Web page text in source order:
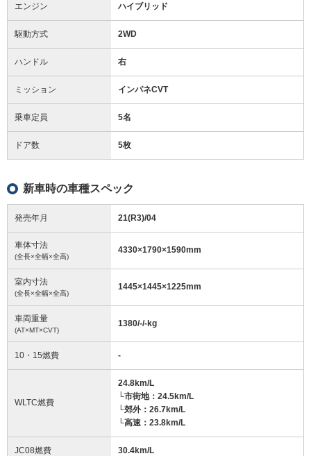
エンジン ハイブリッド
駆動方式 2WD
ハンドル 右
ミッション インパネCVT
乗車定員 5名
ドア数 5枚
新車時の車種スペック
発売年月 21(R3)/04
車体寸法
(全長×全幅×全高)
4330×1790×1590mm
室内寸法
(全長×全幅×全高)
1445×1445×1225mm
車両重量
(AT×MT×CVT)
1380/-/-kg
10・15燃費 -
WLTC燃費
24.8km/L
└市街地：24.5km/L
└郊外：26.7km/L
└高速：23.8km/L
JC08燃費 30.4km/L